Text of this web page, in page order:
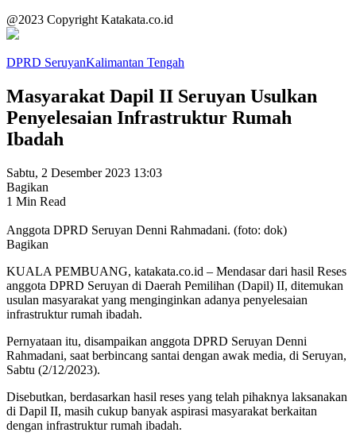
@2023 Copyright Katakata.co.id
DPRD SeruyanKalimantan Tengah
Masyarakat Dapil II Seruyan Usulkan
Penyelesaian Infrastruktur Rumah
Ibadah
Sabtu, 2 Desember 2023 13:03
Bagikan
1 Min Read
Anggota DPRD Seruyan Denni Rahmadani. (foto: dok)
Bagikan
KUALA PEMBUANG, katakata.co.id – Mendasar dari hasil Reses
anggota DPRD Seruyan di Daerah Pemilihan (Dapil) II, ditemukan
usulan masyarakat yang menginginkan adanya penyelesaian
infrastruktur rumah ibadah.
Pernyataan itu, disampaikan anggota DPRD Seruyan Denni
Rahmadani, saat berbincang santai dengan awak media, di Seruyan,
Sabtu (2/12/2023).
Disebutkan, berdasarkan hasil reses yang telah pihaknya laksanakan
di Dapil II, masih cukup banyak aspirasi masyarakat berkaitan
dengan infrastruktur rumah ibadah.